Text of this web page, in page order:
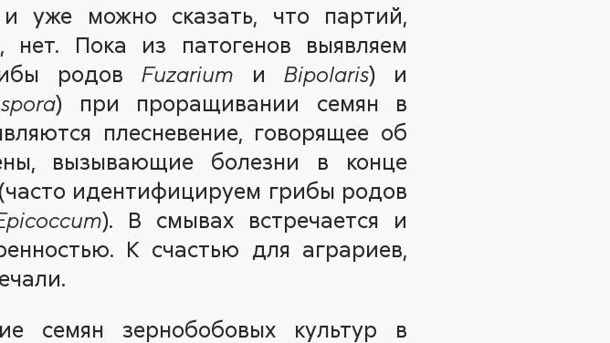
уже можно сказать, что партий,
Пока из патогенов выявляем
родов Fuzarium и Bipolaris) и
) при проращивании семян в
плесневение, говорящее об
вызывающие болезни в конце
идентифицируем грибы родов
). В смывах встречается и
К счастью для аграриев,
семян зернобобовых культур в